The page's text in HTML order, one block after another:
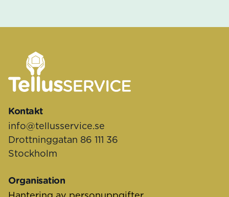
Sidfot
Kontakt
info@tellusservice.se
Drottninggatan 86 111 36
Stockholm
Organisation